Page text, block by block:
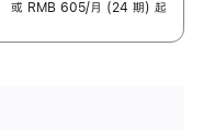
或 RMB 605/月 (24 期) 起